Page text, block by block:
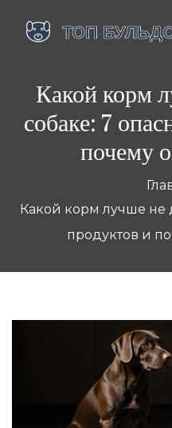
Какой корм
собаке: 7
почему
Какой корм лучше не
продуктов и